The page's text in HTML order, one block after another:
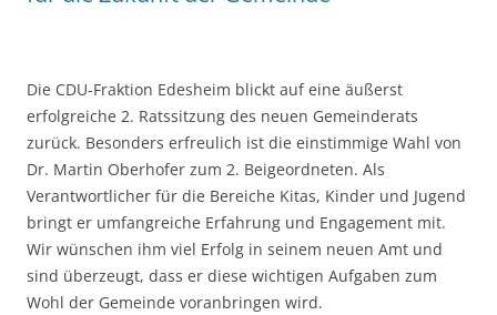
Die CDU-Fraktion Edesheim blickt auf eine äußerst
erfolgreiche 2. Ratssitzung des neuen Gemeinderats
zurück. Besonders erfreulich ist die einstimmige Wahl von
Dr. Martin Oberhofer zum 2. Beigeordneten. Als
Verantwortlicher für die Bereiche Kitas, Kinder und Jugend
bringt er umfangreiche Erfahrung und Engagement mit.
Wir wünschen ihm viel Erfolg in seinem neuen Amt und
sind überzeugt, dass er diese wichtigen Aufgaben zum
Wohl der Gemeinde voranbringen wird.